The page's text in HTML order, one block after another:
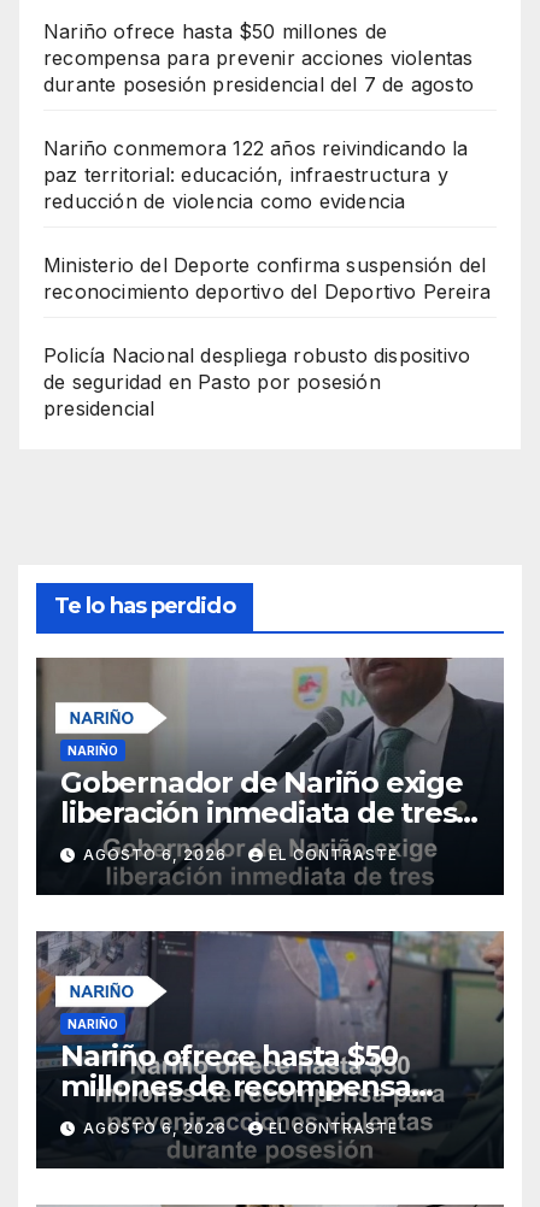
Nariño ofrece hasta $50 millones de
recompensa para prevenir acciones violentas
durante posesión presidencial del 7 de agosto
Nariño conmemora 122 años reivindicando la
paz territorial: educación, infraestructura y
reducción de violencia como evidencia
Ministerio del Deporte confirma suspensión del
reconocimiento deportivo del Deportivo Pereira
Policía Nacional despliega robusto dispositivo
de seguridad en Pasto por posesión
presidencial
Te lo has perdido
NARIÑO
Gobernador de Nariño exige
liberación inmediata de tres
uniformados secuestrados
AGOSTO 6, 2026 EL CONTRASTE
NARIÑO
Nariño ofrece hasta $50
millones de recompensa
para prevenir acciones
violentas durante posesión
presidencial del 7 de agosto
AGOSTO 6, 2026 EL CONTRASTE